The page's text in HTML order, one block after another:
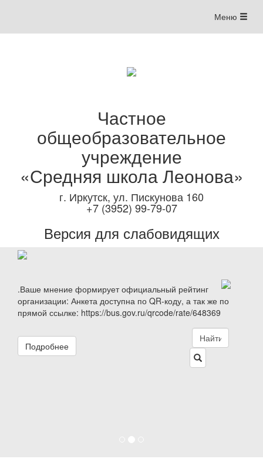
Меню
Меню
Частное
общеобразовательное
учреждение
«Средняя школа Леонова»
г. Иркутск, ул. Пискунова 160
+7 (3952) 99-79-07
Версия для слабовидящих
.Ваше мнение формирует официальный рейтинг
организации: Анкета доступна по QR-коду, а так же по
прямой ссылке: https://bus.gov.ru/qrcode/rate/648369
Подробнее